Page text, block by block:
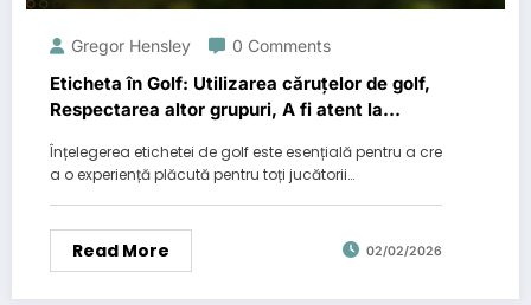
Gregor Hensley 0 Comments
Eticheta în Golf: Utilizarea căruțelor de golf,
Respectarea altor grupuri, A fi atent la
Înțelegerea etichetei de golf este esențială pentru a cre
a o experiență plăcută pentru toți jucătorii…
Read More 02/02/2026